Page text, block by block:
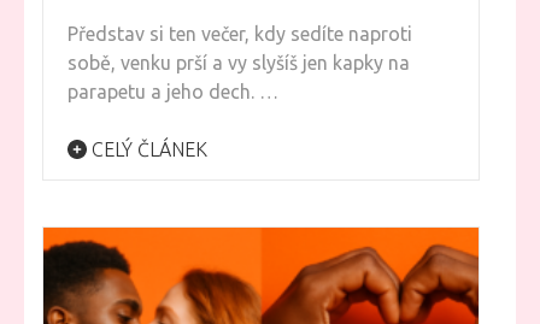
Představ si ten večer, kdy sedíte naproti
sobě, venku prší a vy slyšíš jen kapky na
parapetu a jeho dech. …
CELÝ ČLÁNEK